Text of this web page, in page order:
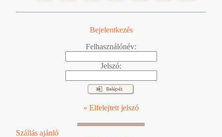
Bejelentkezés
Felhasználónév:
Jelszó:
» Elfelejtett jelszó
Szállás ajánló